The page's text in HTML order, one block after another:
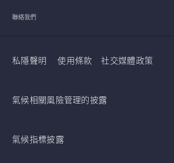
聯絡我們
私隱聲明 使用條款 社交媒體政策
氣候相關風險管理的披露
氣候指標披露